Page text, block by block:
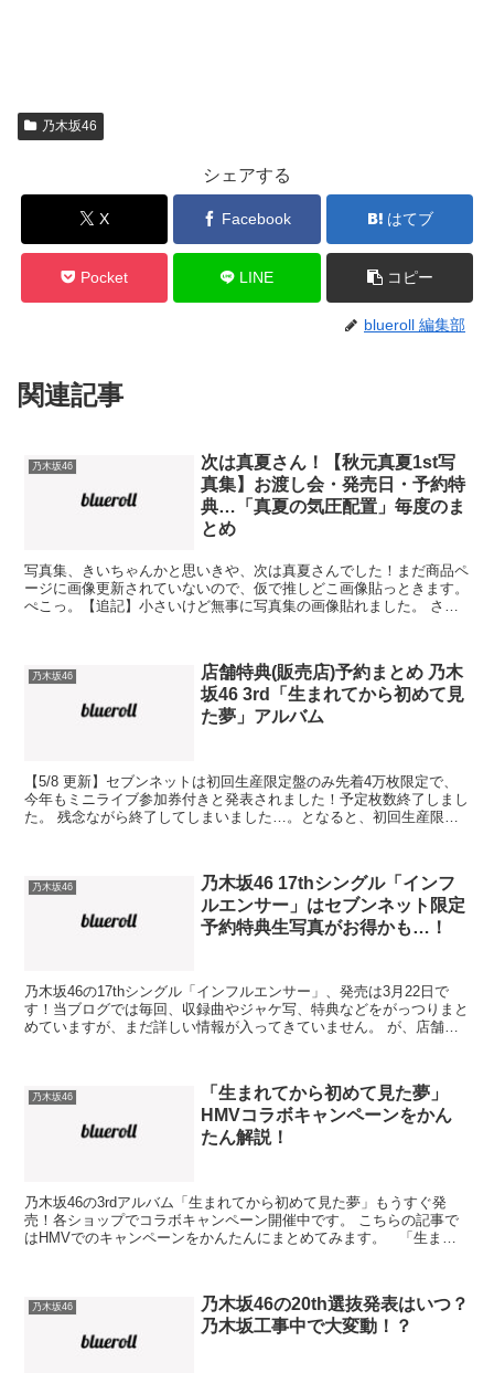
乃木坂46
シェアする
X Facebook はてブ
Pocket LINE コピー
blueroll 編集部
関連記事
乃木坂46
次は真夏さん！【秋元真夏1st写
真集】お渡し会・発売日・予約特
典…「真夏の気圧配置」毎度のま
とめ
写真集、きいちゃんかと思いきや、次は真夏さんでした！まだ商品ペ
ージに画像更新されていないので、仮で推しどこ画像貼っときます。
ぺこっ。【追記】小さいけど無事に写真集の画像貼れました。 さ
乃木坂46
店舗特典(販売店)予約まとめ 乃木
坂46 3rd「生まれてから初めて見
た夢」アルバム
【5/8 更新】セブンネットは初回生産限定盤のみ先着4万枚限定で、
今年もミニライブ参加券付きと発表されました！予定枚数終了しまし
た。 残念ながら終了してしまいました…。となると、初回生産限定
乃木坂46
乃木坂46 17thシングル「インフ
ルエンサー」はセブンネット限定
予約特典生写真がお得かも…！
乃木坂46の17thシングル「インフルエンサー」、発売は3月22日で
す！当ブログでは毎回、収録曲やジャケ写、特典などをがっつりまと
めていますが、まだ詳しい情報が入ってきていません。 が、店舗特
乃木坂46
「生まれてから初めて見た夢」
HMVコラボキャンペーンをかん
たん解説！
乃木坂46の3rdアルバム「生まれてから初めて見た夢」もうすぐ発
売！各ショップでコラボキャンペーン開催中です。 こちらの記事で
はHMVでのキャンペーンをかんたんにまとめてみます。 「生まれ
乃木坂46
乃木坂46の20th選抜発表はいつ？
乃木坂工事中で大変動！？